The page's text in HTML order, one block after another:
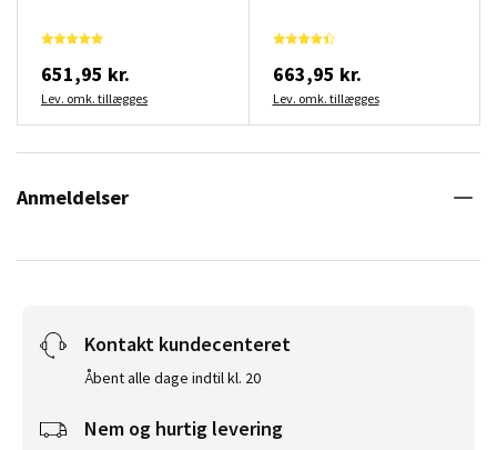
651,95 kr.
Lev. omk. tillægges
663,95 kr.
Lev. omk. tillægges
Anmeldelser
Kontakt kundecenteret
Åbent alle dage indtil kl. 20
Nem og hurtig levering